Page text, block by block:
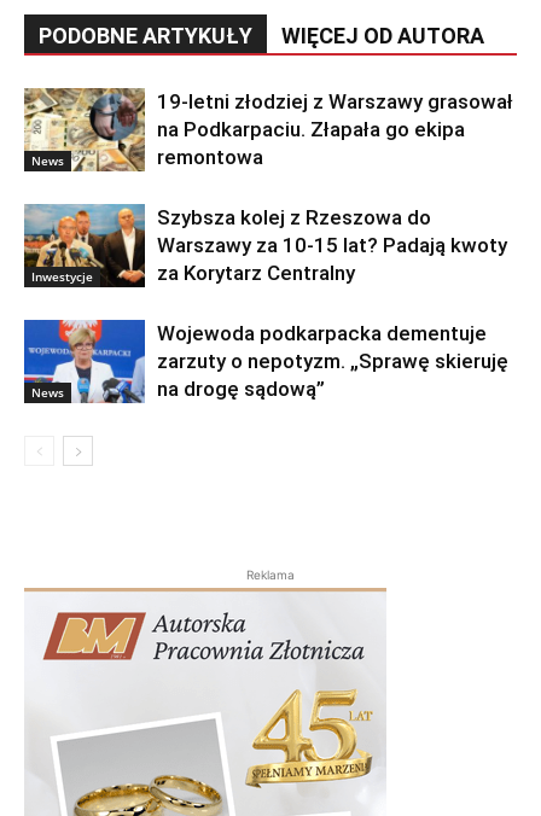
PODOBNE ARTYKUŁY WIĘCEJ OD AUTORA
News
19-letni złodziej z Warszawy grasował
na Podkarpaciu. Złapała go ekipa
remontowa
Inwestycje
Szybsza kolej z Rzeszowa do
Warszawy za 10-15 lat? Padają kwoty
za Korytarz Centralny
News
Wojewoda podkarpacka dementuje
zarzuty o nepotyzm. „Sprawę skieruję
na drogę sądową”
Reklama